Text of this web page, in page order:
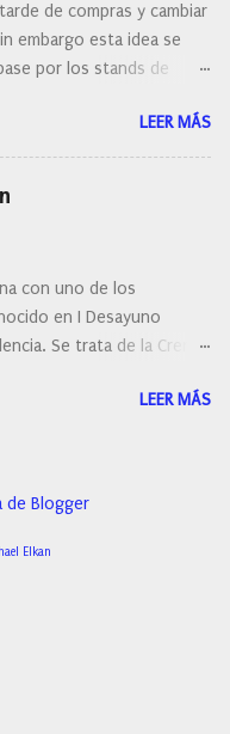
de porque elegí mi
de compras y cambiar
embargo esta idea se
por los stands de
de colores de Clinique.
LEER MÁS
con uno de los
en I Desayuno
Se trata de la Crema
en verano como en
LEER MÁS
de Blogger
Elkan